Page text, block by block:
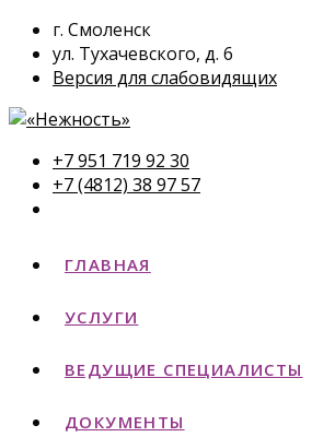
г. Смоленск
ул. Тухачевского, д. 6
Версия для слабовидящих
+7 951 719 92 30
+7 (4812) 38 97 57
ГЛАВНАЯ
УСЛУГИ
ВЕДУЩИЕ СПЕЦИАЛИСТЫ
ДОКУМЕНТЫ